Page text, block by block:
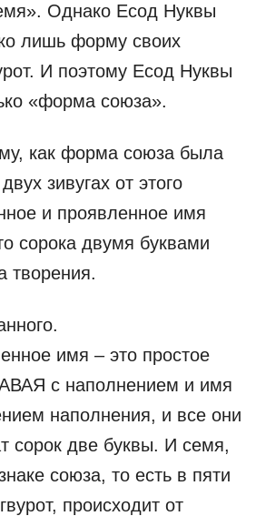
Однако Есод Нуквы
лишь форму своих
И поэтому Есод Нуквы
«форма союза».
как форма союза была
зивугах от этого
и проявленное имя
сорока двумя буквами
творения.
имя – это простое
с наполнением и имя
наполнения, и все они
сорок две буквы. И семя,
союза, то есть в пяти
происходит от